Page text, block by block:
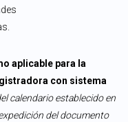
aplicable para la
con sistema
calendario establecido en
del documento